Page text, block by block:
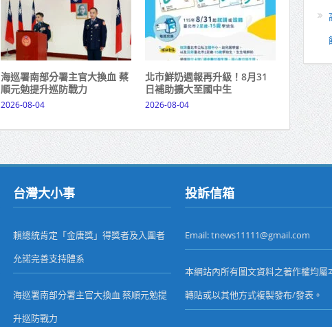
海巡署南部分署主官大換血 蔡
順元勉提升巡防戰力
2026-08-04
北市鮮奶週報再升級！8月31
日補助擴大至國中生
2026-08-04
台灣大小事
賴總統肯定「金唐獎」得獎者及入圍者
允諾完善支持體系
海巡署南部分署主官大換血 蔡順元勉提
升巡防戰力
投訴信箱
Email: tnews11111@gmail.com
本網站內所有圖文資料之著作權均
轉貼或以其他方式複製發布/發表。